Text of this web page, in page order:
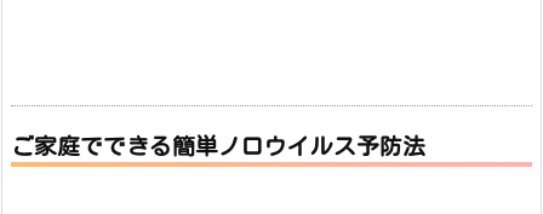
ご家庭でできる簡単ノロウイルス予防法